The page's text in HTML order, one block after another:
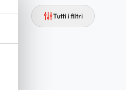
Tutti i filtri